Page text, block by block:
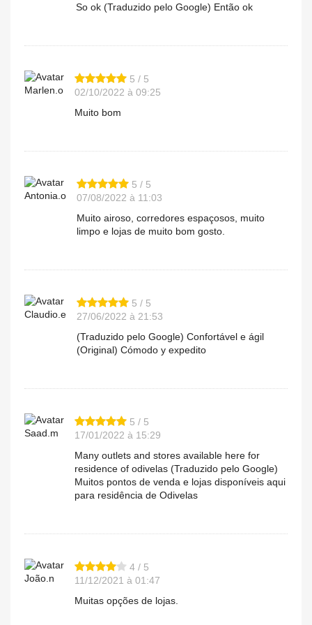
So ok (Traduzido pelo Google) Então ok
Marlen.o
5 / 5
02/10/2022 à 09:25
Muito bom
Antonia.o
5 / 5
07/08/2022 à 11:03
Muito airoso, corredores espaçosos, muito
limpo e lojas de muito bom gosto.
Claudio.e
5 / 5
27/06/2022 à 21:53
(Traduzido pelo Google) Confortável e ágil
(Original) Cómodo y expedito
Saad.m
5 / 5
17/01/2022 à 15:29
Many outlets and stores available here for
residence of odivelas (Traduzido pelo Google)
Muitos pontos de venda e lojas disponíveis aqui
para residência de Odivelas
João.n
4 / 5
11/12/2021 à 01:47
Muitas opções de lojas.